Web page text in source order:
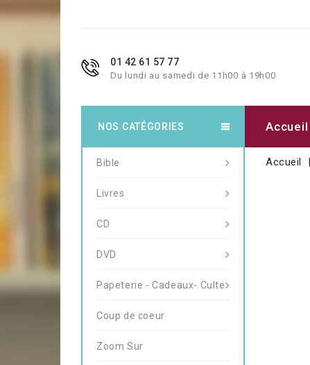
01 42 61 57 77
Du lundi au samedi de 11h00 à 19h00
Accueil
Accueil
NOS CATÉGORIES
Bible
Livres
CD
DVD
Papeterie - Cadeaux- Culte
Coup de coeur
Zoom Sur